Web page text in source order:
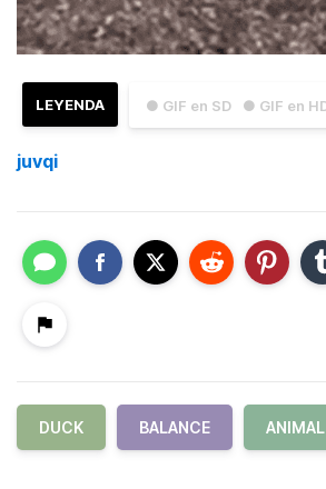
● GIF en SD ● GIF en
LEYENDA
juvqi
DUCK BALANCE ANIMAL